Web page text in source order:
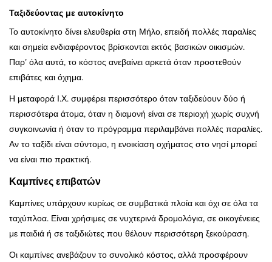
Ταξιδεύοντας με αυτοκίνητο
Το αυτοκίνητο δίνει ελευθερία στη Μήλο, επειδή πολλές παραλίες
και σημεία ενδιαφέροντος βρίσκονται εκτός βασικών οικισμών.
Παρ’ όλα αυτά, το κόστος ανεβαίνει αρκετά όταν προστεθούν
επιβάτες και όχημα.
Η μεταφορά Ι.Χ. συμφέρει περισσότερο όταν ταξιδεύουν δύο ή
περισσότερα άτομα, όταν η διαμονή είναι σε περιοχή χωρίς συχνή
συγκοινωνία ή όταν το πρόγραμμα περιλαμβάνει πολλές παραλίες.
Αν το ταξίδι είναι σύντομο, η ενοικίαση οχήματος στο νησί μπορεί
να είναι πιο πρακτική.
Καμπίνες επιβατών
Καμπίνες υπάρχουν κυρίως σε συμβατικά πλοία και όχι σε όλα τα
ταχύπλοα. Είναι χρήσιμες σε νυχτερινά δρομολόγια, σε οικογένειες
με παιδιά ή σε ταξιδιώτες που θέλουν περισσότερη ξεκούραση.
Οι καμπίνες ανεβάζουν το συνολικό κόστος, αλλά προσφέρουν